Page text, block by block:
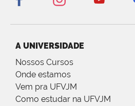
A UNIVERSIDADE
Nossos Cursos
Onde estamos
Vem pra UFVJM
Como estudar na UFVJM